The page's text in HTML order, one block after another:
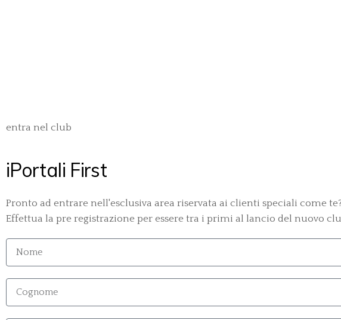
entra nel club
iPortali First
Pronto ad entrare nell'esclusiva area riservata ai clienti speciali come
Effettua la pre registrazione per essere tra i primi al lancio del nuovo